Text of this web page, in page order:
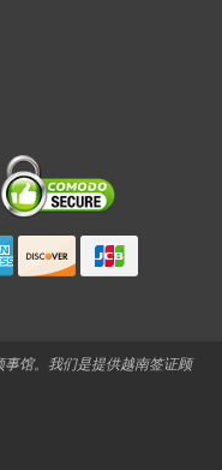
馆。我们是提供越南签证顾